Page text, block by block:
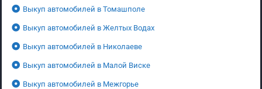
Выкуп автомобилей в Томашполе
Выкуп автомобилей в Желтых Водах
Выкуп автомобилей в Николаеве
Выкуп автомобилей в Малой Виске
Выкуп автомобилей в Межгорье